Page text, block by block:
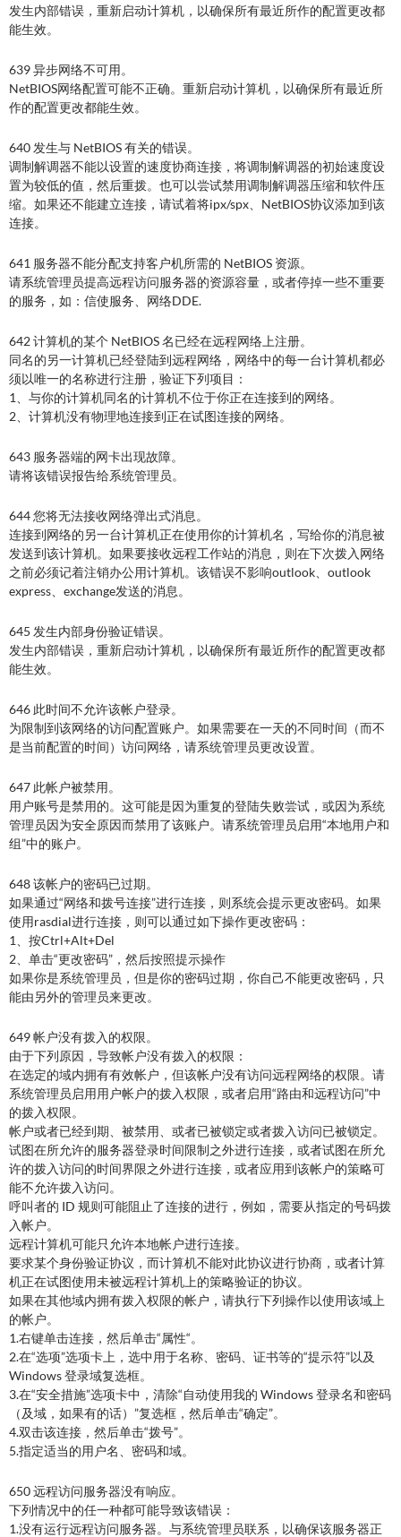
发生内部错误，重新启动计算机，以确保所有最近所作的配置更改都
能生效。
639 异步网络不可用。
NetBIOS网络配置可能不正确。重新启动计算机，以确保所有最近所
作的配置更改都能生效。
640 发生与 NetBIOS 有关的错误。
调制解调器不能以设置的速度协商连接，将调制解调器的初始速度设
置为较低的值，然后重拨。也可以尝试禁用调制解调器压缩和软件压
缩。如果还不能建立连接，请试着将ipx/spx、NetBIOS协议添加到该
连接。
641 服务器不能分配支持客户机所需的 NetBIOS 资源。
请系统管理员提高远程访问服务器的资源容量，或者停掉一些不重要
的服务，如：信使服务、网络DDE.
642 计算机的某个 NetBIOS 名已经在远程网络上注册。
同名的另一计算机已经登陆到远程网络，网络中的每一台计算机都必
须以唯一的名称进行注册，验证下列项目：
1、与你的计算机同名的计算机不位于你正在连接到的网络。
2、计算机没有物理地连接到正在试图连接的网络。
643 服务器端的网卡出现故障。
请将该错误报告给系统管理员。
644 您将无法接收网络弹出式消息。
连接到网络的另一台计算机正在使用你的计算机名，写给你的消息被
发送到该计算机。如果要接收远程工作站的消息，则在下次拨入网络
之前必须记着注销办公用计算机。该错误不影响outlook、outlook
express、exchange发送的消息。
645 发生内部身份验证错误。
发生内部错误，重新启动计算机，以确保所有最近所作的配置更改都
能生效。
646 此时间不允许该帐户登录。
为限制到该网络的访问配置账户。如果需要在一天的不同时间（而不
是当前配置的时间）访问网络，请系统管理员更改设置。
647 此帐户被禁用。
用户账号是禁用的。这可能是因为重复的登陆失败尝试，或因为系统
管理员因为安全原因而禁用了该账户。请系统管理员启用“本地用户和
组”中的账户。
648 该帐户的密码已过期。
如果通过“网络和拨号连接”进行连接，则系统会提示更改密码。如果
使用rasdial进行连接，则可以通过如下操作更改密码：
1、按Ctrl+Alt+Del
2、单击“更改密码”，然后按照提示操作
如果你是系统管理员，但是你的密码过期，你自己不能更改密码，只
能由另外的管理员来更改。
649 帐户没有拨入的权限。
由于下列原因，导致帐户没有拨入的权限：
在选定的域内拥有有效帐户，但该帐户没有访问远程网络的权限。请
系统管理员启用用户帐户的拨入权限，或者启用“路由和远程访问”中
的拨入权限。
帐户或者已经到期、被禁用、或者已被锁定或者拨入访问已被锁定。
试图在所允许的服务器登录时间限制之外进行连接，或者试图在所允
许的拨入访问的时间界限之外进行连接，或者应用到该帐户的策略可
能不允许拨入访问。
呼叫者的 ID 规则可能阻止了连接的进行，例如，需要从指定的号码拨
入帐户。
远程计算机可能只允许本地帐户进行连接。
要求某个身份验证协议，而计算机不能对此协议进行协商，或者计算
机正在试图使用未被远程计算机上的策略验证的协议。
如果在其他域内拥有拨入权限的帐户，请执行下列操作以使用该域上
的帐户。
1.右键单击连接，然后单击“属性“。
2.在“选项”选项卡上，选中用于名称、密码、证书等的“提示符”以及
Windows 登录域复选框。
3.在“安全措施”选项卡中，清除“自动使用我的 Windows 登录名和密码
（及域，如果有的话）”复选框，然后单击“确定”。
4.双击该连接，然后单击“拨号”。
5.指定适当的用户名、密码和域。
650 远程访问服务器没有响应。
下列情况中的任一种都可能导致该错误：
1.没有运行远程访问服务器。与系统管理员联系，以确保该服务器正